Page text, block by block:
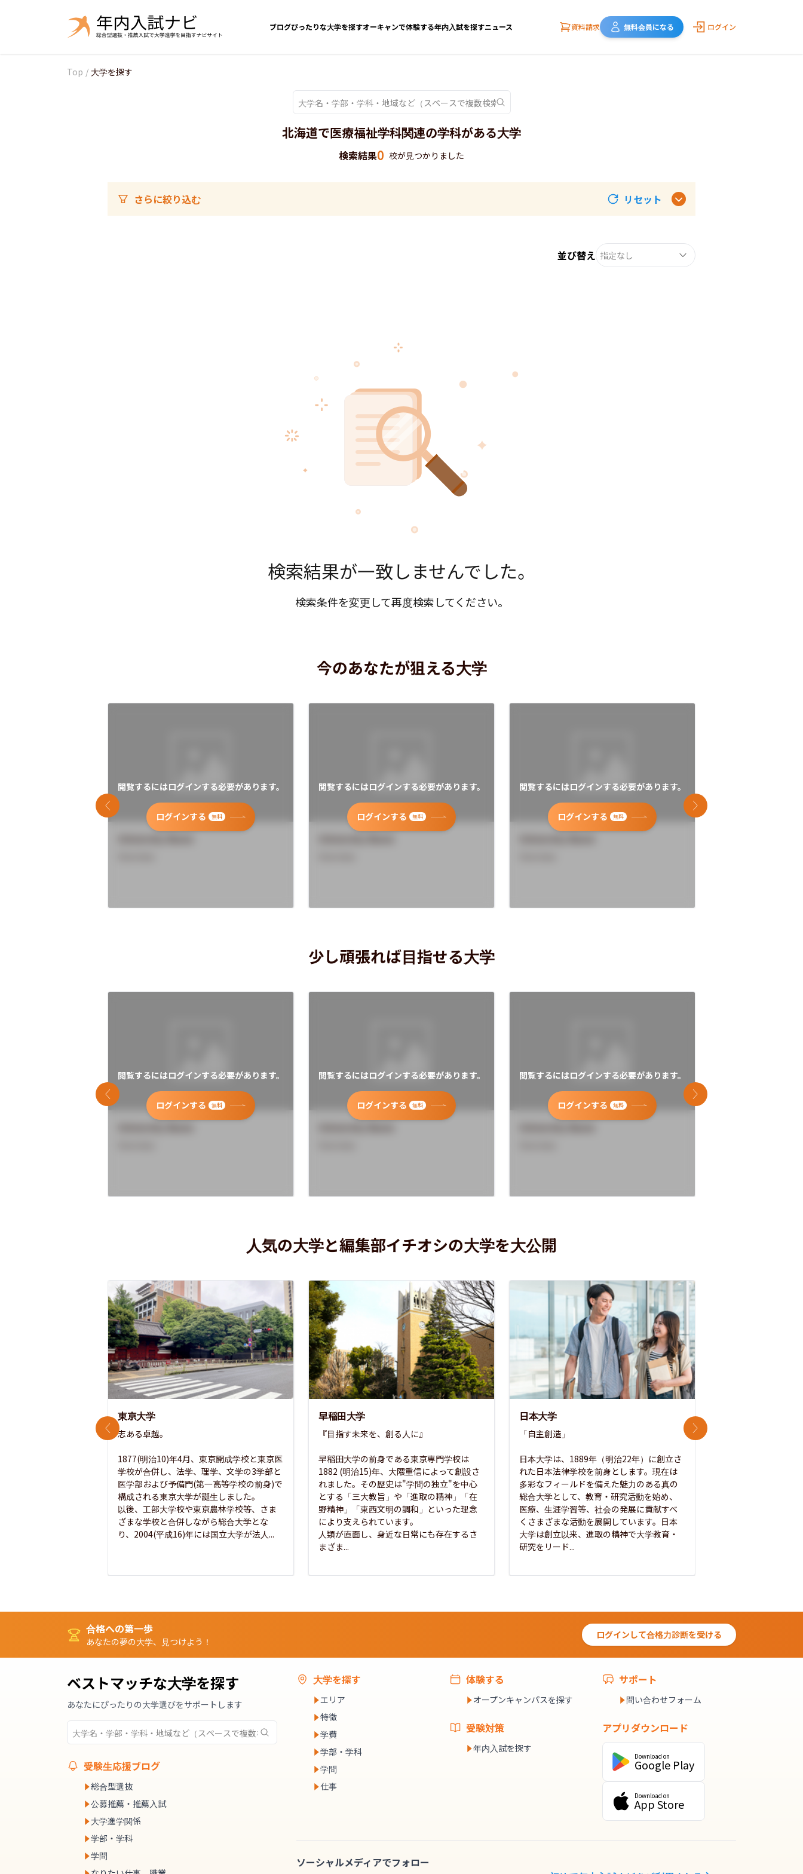
ブログぴったりな大学を探すオーキャンで体験する年内入試を探すニュース 資料請求 無料会員になる ログイン
Top / 大学を探す
北海道で医療福祉学科関連の学科がある大学
検索結果0 校が見つかりました
さらに絞り込む リセット
並び替え 指定なし
検索結果が一致しませんでした。
検索条件を変更して再度検索してください。
今のあなたが狙える大学
閲覧するにはログインする必要があります。
ログインする 無料
閲覧するにはログインする必要があります。
ログインする 無料
閲覧するにはログインする必要があります。
ログインする 無料
前のスライド 次のスライド
少し頑張れば目指せる大学
閲覧するにはログインする必要があります。
ログインする 無料
閲覧するにはログインする必要があります。
ログインする 無料
閲覧するにはログインする必要があります。
ログインする 無料
前のスライド 次のスライド
人気の大学と編集部イチオシの大学を大公開
東京大学
志ある卓越。
1877(明治10)年4月、東京開成学校と東京医
学校が合併し、法学、理学、文学の3学部と
医学部および予備門(第一高等学校の前身)で
構成される東京大学が誕生しました。
以後、工部大学校や東京農林学校等、さま
ざまな学校と合併しながら総合大学とな
り、2004(平成16)年には国立大学が法人...
早稲田大学
『目指す未来を、創る人に』
早稲田大学の前身である東京専門学校は
1882 (明治15)年、大隈重信によって創設さ
れました。その歴史は"学問の独立"を中心
とする「三大教旨」や「進取の精神」「在
野精神」「東西文明の調和」といった理念
により支えられています。
人類が直面し、身近な日常にも存在するさ
まざま...
日本大学
「自主創造」
日本大学は、1889年（明治22年）に創立さ
れた日本法律学校を前身とします。現在は
多彩なフィールドを備えた魅力のある真の
総合大学として、教育・研究活動を始め、
医療、生涯学習等、社会の発展に貢献すべ
くさまざまな活動を展開しています。日本
大学は創立以来、進取の精神で大学教育・
研究をリード...
前のスライド 次のスライド
合格への第一歩
あなたの夢の大学、見つけよう！
ログインして合格力診断を受ける
ベストマッチな大学を探す
あなたにぴったりの大学選びをサポートします
受験生応援ブログ
総合型選抜
公募推薦・推薦入試
大学進学関係
学部・学科
学問
大学を探す
エリア
特徴
学費
学部・学科
学問
仕事
体験する
オープンキャンパスを探す
受験対策
年内入試を探す
サポート
問い合わせフォーム
アプリダウンロード
Download on
Google Play
Download on
App Store
ソーシャルメディアでフォロー